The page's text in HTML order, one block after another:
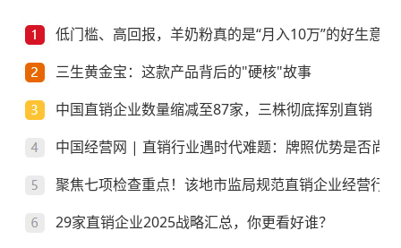
低门槛、高回报，羊奶粉真的是“月入10万”的好生意？
三生黄金宝：这款产品背后的"硬核"故事
中国直销企业数量缩减至87家，三株彻底挥别直销
中国经营网 | 直销行业遇时代难题：牌照优势是否尚存
聚焦七项检查重点！该地市监局规范直销企业经营行为
29家直销企业2025战略汇总，你更看好谁？